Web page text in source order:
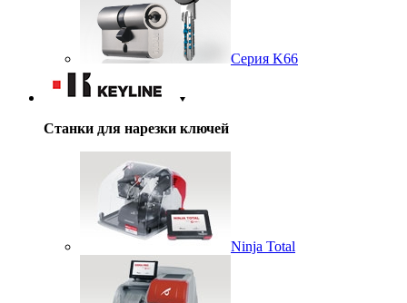
Серия K66
Станки для нарезки ключей
Ninja Total